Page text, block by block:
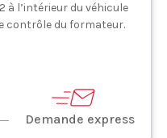
l’intérieur du véhicule
contrôle du formateur.
Demande express